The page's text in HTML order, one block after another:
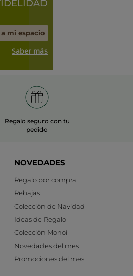
mi espacio
Saber más
Regalo seguro con tu
pedido
NOVEDADES
Regalo por compra
Rebajas
Colección de Navidad
Ideas de Regalo
Colección Monoi
Novedades del mes
Promociones del mes